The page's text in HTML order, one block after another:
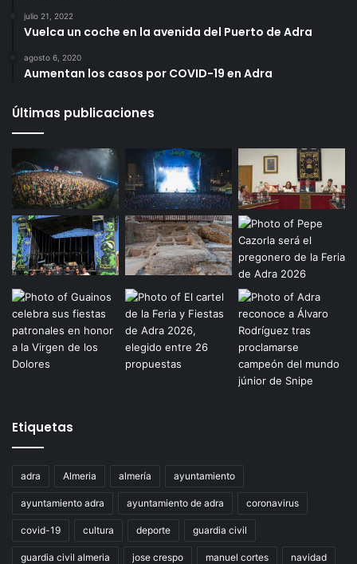
julio 21, 2022
Vuelca un coche en la avenida del Puerto de Adra
agosto 6, 2020
Aumentan los casos por COVID-19 en Adra
Últimas publicaciones
Etiquetas
adra Almeria almería ayuntamiento
ayuntamiento adra ayuntamiento de adra coronavirus
covid-19 cultura deporte guardia civil
guardia civil almeria jose crespo manuel cortes navidad